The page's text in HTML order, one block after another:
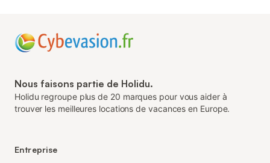
Nous faisons partie de Holidu.
Holidu regroupe plus de 20 marques pour vous aider à
trouver les meilleures locations de vacances en Europe.
Entreprise